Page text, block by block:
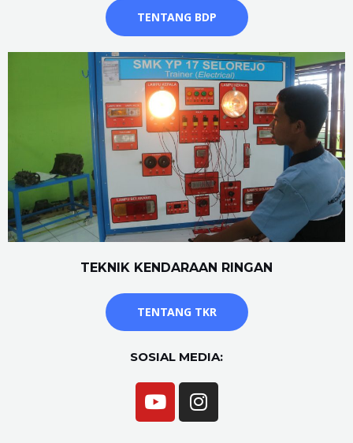
TENTANG BDP
TEKNIK KENDARAAN RINGAN
TENTANG TKR
SOSIAL MEDIA: